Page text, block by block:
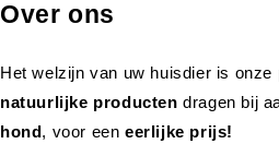
Over ons
Het welzijn van uw huisdier is onze
natuurlijke productendragen bij
hond, voor eeneerlijke prijs!